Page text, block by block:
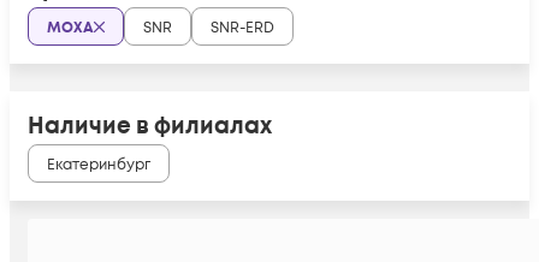
MOXA SNR SNR-ERD
Наличие в филиалах
Екатеринбург